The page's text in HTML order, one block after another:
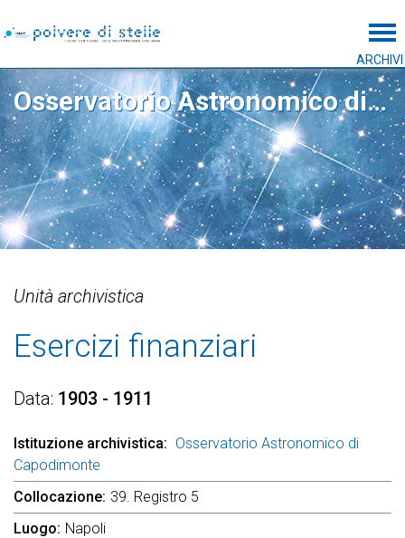
ARCHIVI
Osservatorio Astronomico di Capodimonte
Unità archivistica
Esercizi finanziari
Data 1903 - 1911
Istituzione archivistica
Osservatorio Astronomico di
Capodimonte
Collocazione 39. Registro 5
Luogo Napoli